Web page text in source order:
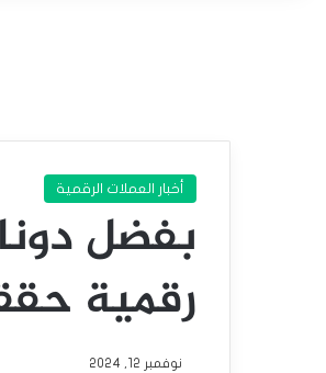
أخبار العملات الرقمية
رقمية
نوفمبر 12, 2024